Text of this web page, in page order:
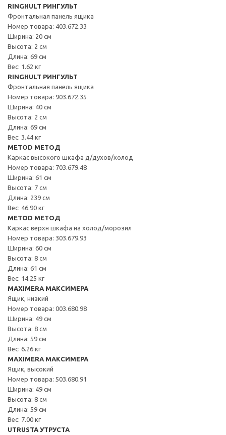
RINGHULT РИНГУЛЬТ
Фронтальная панель ящика
Номер товара: 403.672.33
Ширина: 20 см
Высота: 2 см
Длина: 69 см
Вес: 1.62 кг
RINGHULT РИНГУЛЬТ
Фронтальная панель ящика
Номер товара: 903.672.35
Ширина: 40 см
Высота: 2 см
Длина: 69 см
Вес: 3.44 кг
METOD МЕТОД
Каркас высокого шкафа д/духов/холод
Номер товара: 703.679.48
Ширина: 61 см
Высота: 7 см
Длина: 239 см
Вес: 46.90 кг
METOD МЕТОД
Каркас верхн шкафа на холод/морозил
Номер товара: 303.679.93
Ширина: 60 см
Высота: 8 см
Длина: 61 см
Вес: 14.25 кг
MAXIMERA МАКСИМЕРА
Ящик, низкий
Номер товара: 003.680.98
Ширина: 49 см
Высота: 8 см
Длина: 59 см
Вес: 6.26 кг
MAXIMERA МАКСИМЕРА
Ящик, высокий
Номер товара: 503.680.91
Ширина: 49 см
Высота: 8 см
Длина: 59 см
Вес: 7.00 кг
UTRUSTA УТРУСТА